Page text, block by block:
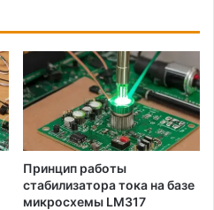
Принцип работы
стабилизатора тока на базе
микросхемы LM317